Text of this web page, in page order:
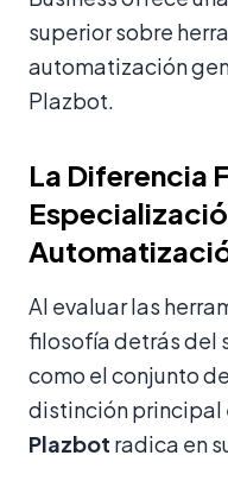
superior sobre
automatización
Plazbot.
La Diferencia
Al evaluar las
filosofía detrás del
como el conjunto
distinción principal
Plazbot radica en